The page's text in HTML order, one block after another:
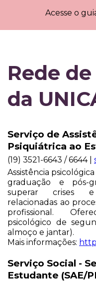
Acesse o
Rede
da
Serviço de
Psiquiátrica ao
(19) 3521-6643 / 6644 |
Assistência
graduação e pós-
superar crises e
relacionadas ao
profissional.
psicológico de
almoço e jantar).
Mais informações:
Serviço Social -
Estudante (SAE/